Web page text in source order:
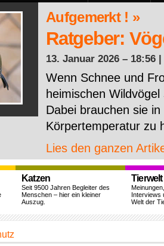
Aufgemerkt ! »
Ratgeber:
13. Januar 2026 – 18:56 |
Wenn Schnee und
heimischen
Dabei brauchen sie
Körpertemperatur zu
Lies den ganzen
Katzen
Seit 9500 Jahren Begleiter des
Menschen – hier ein kleiner
Auszug.
Tierwelt
Interviews
Welt der